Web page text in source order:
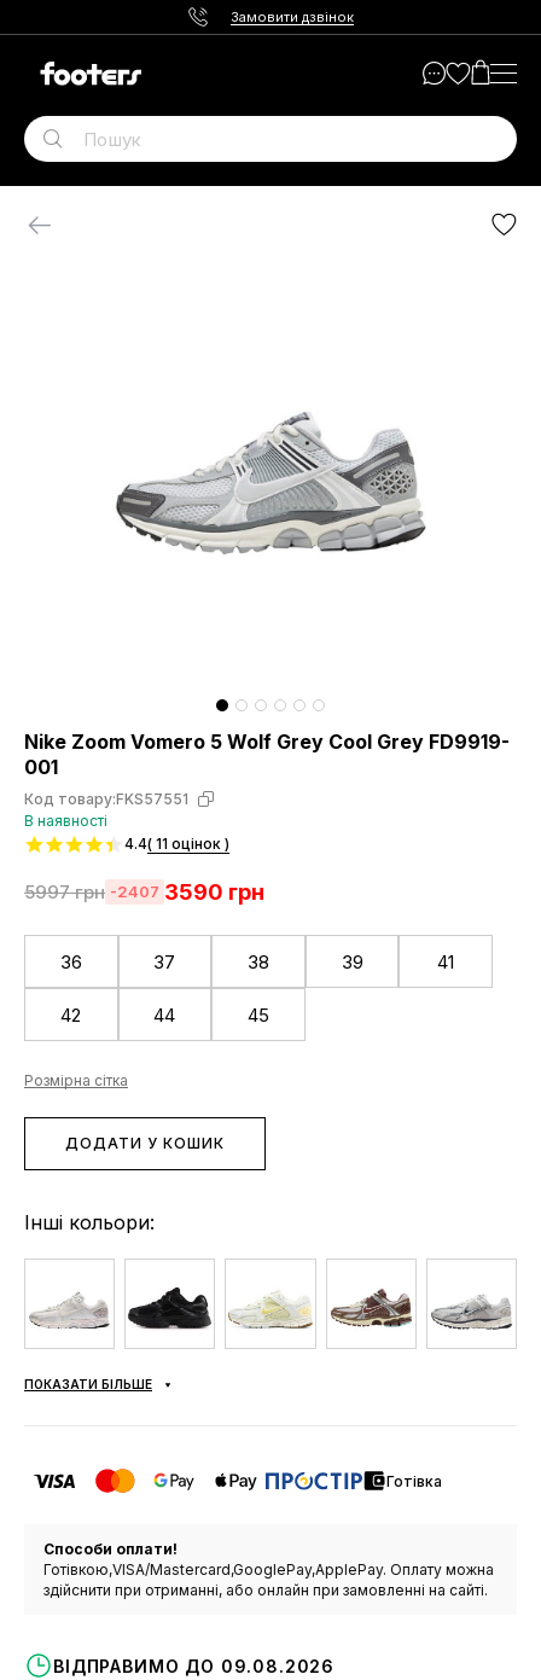
Замовити дзвінок
Nike Zoom Vomero 5 Wolf Grey Cool Grey FD9919-
001
Код товару:FKS57551
В наявності
4.4( 11 оцінок )
5997грн -2407 3590 грн
36 37 38 39 41
42 44 45
Розмірна сітка
ДОДАТИ У КОШИК
Інші кольори:
ПОКАЗАТИ БІЛЬШЕ
Готівка
Способи оплати!
Готівкою,VISA/Mastercard,GooglePay,ApplePay. Оплату можна
здійснити при отриманні, або онлайн при замовленні на сайті.
ВІДПРАВИМО ДО 09.08.2026